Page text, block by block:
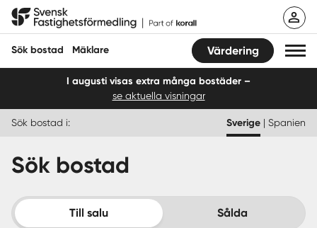
Hoppa
Svensk Fastighetsförmedling
Sök bostad Mäklare Värdering
Sälja
Köpa
I augusti visas extra många bostäder –
se aktuella visningar
Sök bostad i: Sverige | Spanien
Sök bostad
Till salu Sålda